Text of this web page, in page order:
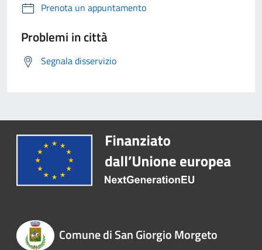
Prenota un appuntamento
Problemi in città
Segnala disservizio
Comune di San Giorgio Morgeto